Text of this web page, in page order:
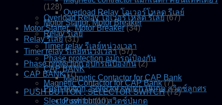
Overload Relay โอเวอร์โหลด รีเลย์
Motor Startor, Motor Breaker
Relay รีเลย์
Timer relay รีเลย์หน่วงเวลา
Phase protection อุปกรณ์ป้องกัน
CAP BANK
Magnetic Contactor for CAP Bank
Push button, Selector switch ปุ่มกด สวิตช์ลูกศร
Push button สวิตช์ปุ่มกด
(128)
Overload Relay โอเวอร์โหลด รีเลย์ (67)
Motor Starter , Motor Breaker (34)
Relay รีเลย์ (31)
Timer relay รีเลย์หน่วงเวลา (57)
Phase protection อุปกรณ์ป้องกัน (2)
CAP BANK (7)
Magnetic Contactor for CAP Bank (7)
PUSH BUTTON , SELECTOR SWITCH (72)
Slector switch (10)